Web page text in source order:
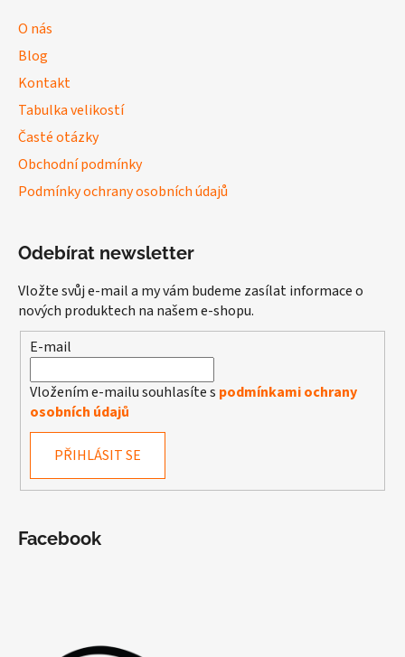
O nás
Blog
Kontakt
Tabulka velikostí
Časté otázky
Obchodní podmínky
Podmínky ochrany osobních údajů
Odebírat newsletter
Vložte svůj e-mail a my vám budeme zasílat informace o
nových produktech na našem e-shopu.
E-mail
Vložením e-mailu souhlasíte s podmínkami ochrany
osobních údajů
PŘIHLÁSIT SE
Facebook